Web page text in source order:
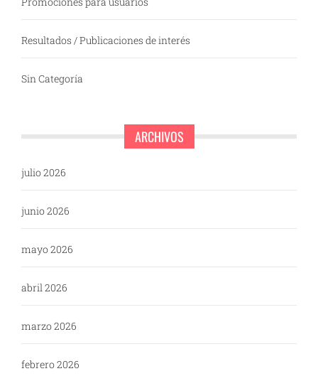
Resultados / Publicaciones de interés
Sin Categoría
ARCHIVOS
julio 2026
junio 2026
mayo 2026
abril 2026
marzo 2026
febrero 2026